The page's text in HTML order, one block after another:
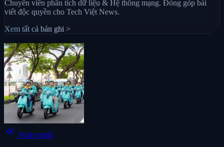
Chuyên viên phân tích dữ liệu & Hệ thống mạng. Đóng góp bài
viết độc quyền cho Tech Việt News.
Xem tất cả bản ghi >
keyboard_double_arrow_left Node trước